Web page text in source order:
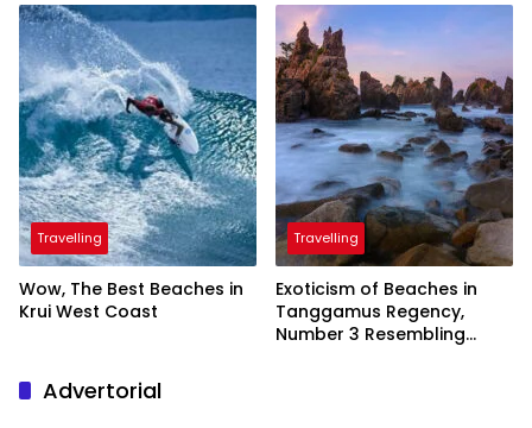
President
Travelling
Wow, The Best Beaches in
Krui West Coast
Travelling
Exoticism of Beaches in
Tanggamus Regency,
Number 3 Resembling
Advertorial